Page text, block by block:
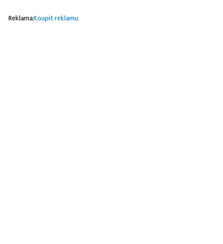
ReklamaKoupit reklamu